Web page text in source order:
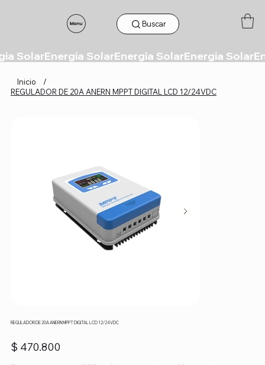
Buscar
Inicio
/
REGULADOR DE 20A ANERN MPPT DIGITAL LCD 12/24VDC
REGULADOR DE 20A ANERN MPPT DIGITAL LCD 12/24VDC
Precio
$ 470.800